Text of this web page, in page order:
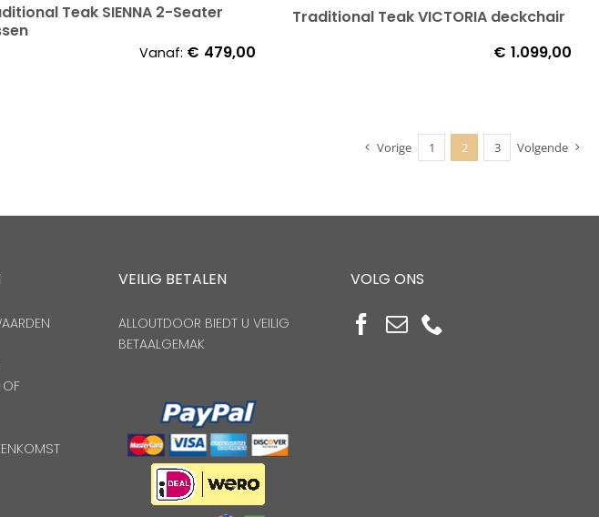
Teak SIENNA 2-Seater
Vanaf: € 479,00
Traditional Teak VICTORIA deckchair
€ 1.099,00
Vorige 1 2 3 Volgende
OF
VEILIG BETALEN
ALLOUTDOOR BIEDT U VEILIG
BETAALGEMAK
VOLG ONS